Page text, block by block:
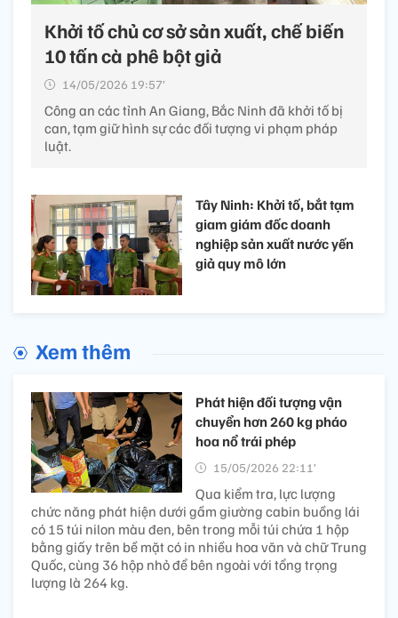
Khởi tố chủ cơ sở sản xuất, chế biến
10 tấn cà phê bột giả
14/05/2026 19:57’
Công an các tỉnh An Giang, Bắc Ninh đã khởi tố bị
can, tạm giữ hình sự các đối tượng vi phạm pháp
luật.
Tây Ninh: Khởi tố, bắt tạm
giam giám đốc doanh
nghiệp sản xuất nước yến
giả quy mô lớn
Xem thêm
Phát hiện đối tượng vận
chuyển hơn 260 kg pháo
hoa nổ trái phép
15/05/2026 22:11’
Qua kiểm tra, lực lượng
chức năng phát hiện dưới gầm giường cabin buồng lái
có 15 túi nilon màu đen, bên trong mỗi túi chứa 1 hộp
bằng giấy trên bề mặt có in nhiều hoa văn và chữ Trung
Quốc, cùng 36 hộp nhỏ để bên ngoài với tổng trọng
lượng là 264 kg.